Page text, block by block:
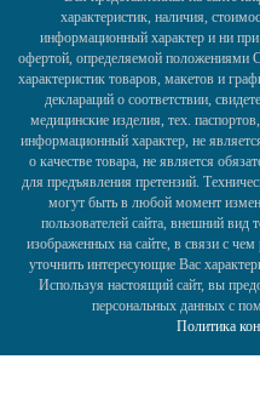
характеристик, наличия,
информационный характер и ни
офертой, определяемой положениями
характеристик товаров, макетов и
деклараций о соответствии,
медицинские изделия, тех.
информационный характер, не
о качестве товара, не является
для предъявления претензий.
могут быть в любой момент
пользователей сайта, внешний вид
изображенных на сайте, в связи с
уточнить интересующие Вас
Используя настоящий сайт, вы
персональных данных с
Политика